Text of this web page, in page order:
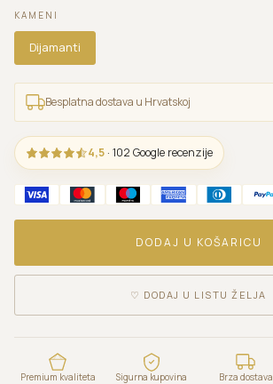
KAMENI
Dijamanti
Besplatna dostava u Hrvatskoj
4,5 · 102 Google recenzije
DODAJ U KOŠARICU
♡ DODAJ U LISTU ŽELJA
Premium kvaliteta Sigurna kupovina Brza dostava